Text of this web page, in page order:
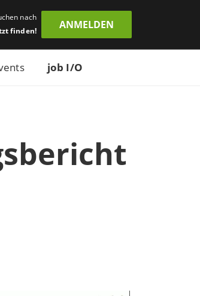
job I/O
nach
finden!
ANMELDEN